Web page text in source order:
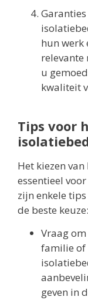
hun werk
relevante
u
kwaliteit
Tips voor
Het kiezen
essentieel
zijn enkele
de beste keuze:
Vraag
familie of
geven in